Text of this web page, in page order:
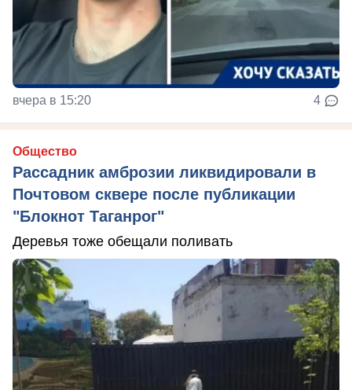
вчера в 15:20 4
Общество
Рассадник амброзии ликвидировали в
Почтовом сквере после публикации
"Блокнот Таганрог"
Деревья тоже обещали поливать